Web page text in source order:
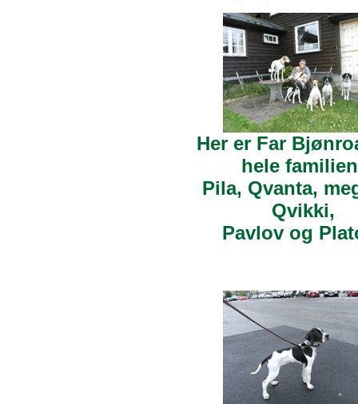
Her er Far
hele
Pila, Qvanta,
Qvikki,
Pavlov og